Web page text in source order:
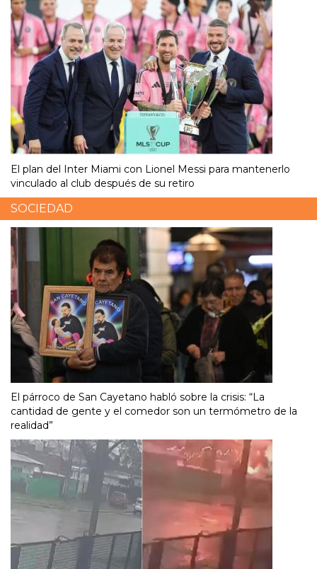
El plan del Inter Miami con Lionel Messi para mantenerlo
vinculado al club después de su retiro
SOCIEDAD
El párroco de San Cayetano habló sobre la crisis: “La
cantidad de gente y el comedor son un termómetro de la
realidad”